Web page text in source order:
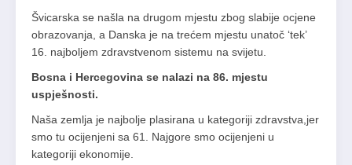
Švicarska se našla na drugom mjestu zbog slabije ocjene
obrazovanja, a Danska je na trećem mjestu unatoč ‘tek’
16. najboljem zdravstvenom sistemu na svijetu.
Bosna i Hercegovina se nalazi na 86. mjestu
uspješnosti.
Naša zemlja je najbolje plasirana u kategoriji zdravstva,jer
smo tu ocijenjeni sa 61. Najgore smo ocijenjeni u
kategoriji ekonomije.